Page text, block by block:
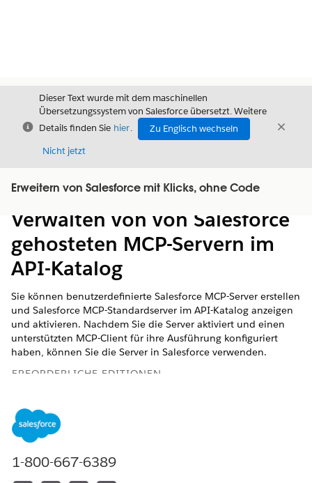
Schließen
Dieser Text wurde mit dem maschinellen
Übersetzungssystem von Salesforce übersetzt. Weitere
Details finden Sie hier.
Zu Englisch wechseln
Nicht jetzt
Erweitern von Salesforce mit Klicks, ohne Code
Inhalt anzeigen
Inhalt
Verwalten von von Salesforce
gehosteten MCP-Servern im
API-Katalog
Sie können benutzerdefinierte Salesforce MCP-Server erstellen
und Salesforce MCP-Standardserver im API-Katalog anzeigen
und aktivieren. Nachdem Sie die Server aktiviert und einen
unterstützten MCP-Client für ihre Ausführung konfiguriert
haben, können Sie die Server in Salesforce verwenden.
ERFORDERLICHE EDITIONEN
Verfügbarkeit: Lightning Experience
Verfügbarkeit:
Unlimited
1-800-667-6389